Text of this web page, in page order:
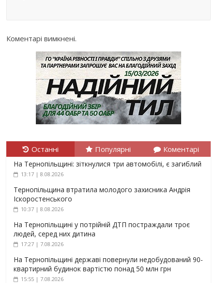
Коментарі вимкнені.
Останні Популярні Коментарі
На Тернопільщині: зіткнулися три автомобілі, є загиблий
13:17 | 8.08.2026
Тернопільщина втратила молодого захисника Андрія
Іскоростенського
10:37 | 8.08.2026
На Тернопільщині у потрійній ДТП постраждали троє
людей, серед них дитина
17:27 | 7.08.2026
На Тернопільщині державі повернули недобудований 90-
квартирний будинок вартістю понад 50 млн грн
15:55 | 7.08.2026